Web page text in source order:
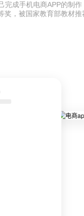
成手机电商APP的制
，被国家教育部教材